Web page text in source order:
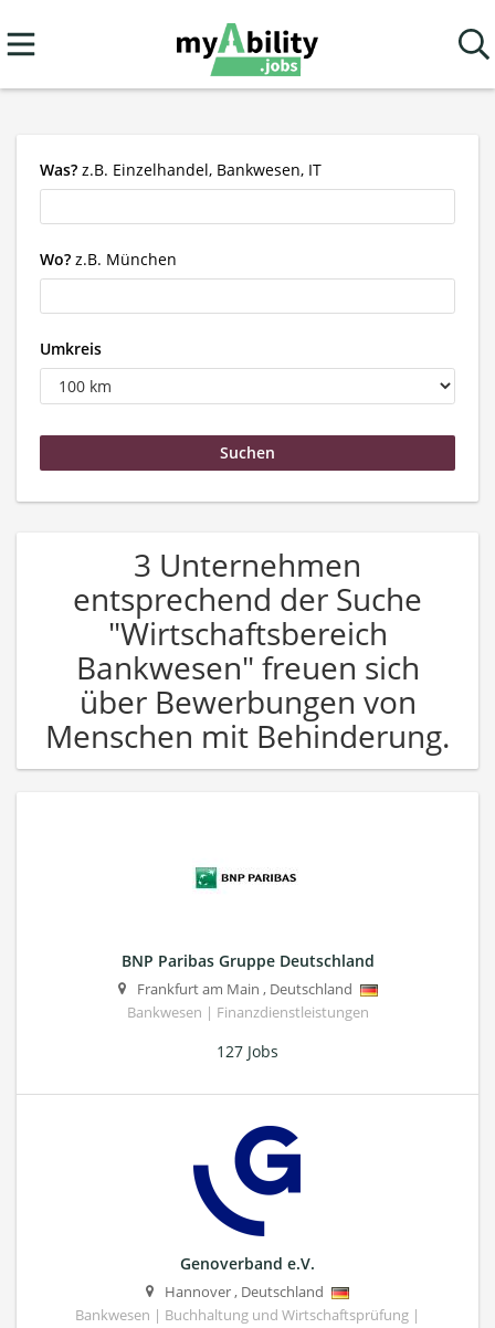
Was? z.B. Einzelhandel, Bankwesen, IT
Wo? z.B. München
Umkreis
3 Unternehmen
entsprechend der Suche
"Wirtschaftsbereich
Bankwesen" freuen sich
über Bewerbungen von
Menschen mit Behinderung.
BNP Paribas Gruppe Deutschland
Frankfurt am Main , Deutschland
Bankwesen | Finanzdienstleistungen
127 Jobs
Genoverband e.V.
Hannover, Deutschland
Bankwesen | Buchhaltung und Wirtschaftsprüfung |